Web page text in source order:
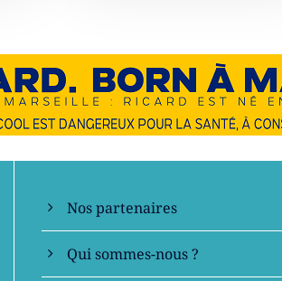
En savoir +
Nos partenaires
Qui sommes-nous ?